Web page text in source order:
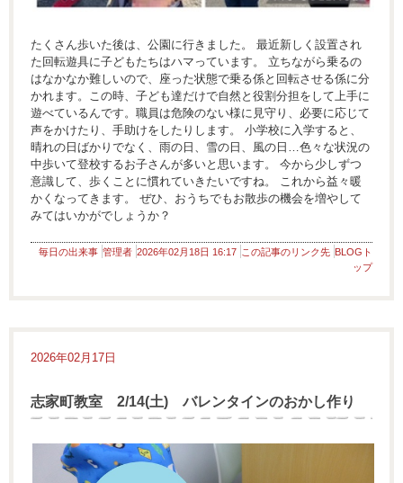
たくさん歩いた後は、公園に行きました。 最近新しく設置され
た回転遊具に子どもたちはハマっています。 立ちながら乗るの
はなかなか難しいので、座った状態で乗る係と回転させる係に分
かれます。この時、子ども達だけで自然と役割分担をして上手に
遊べているんです。職員は危険のない様に見守り、必要に応じて
声をかけたり、手助けをしたりします。 小学校に入学すると、
晴れの日ばかりでなく、雨の日、雪の日、風の日…色々な状況の
中歩いて登校するお子さんが多いと思います。 今から少しずつ
意識して、歩くことに慣れていきたいですね。 これから益々暖
かくなってきます。 ぜひ、おうちでもお散歩の機会を増やして
みてはいかがでしょうか？
毎日の出来事 管理者 2026年02月18日 16:17 この記事のリンク先 BLOGト
ップ
2026年02月17日
志家町教室 2/14(土) バレンタインのおかし作り